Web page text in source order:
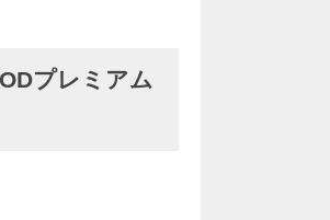
プレミアム